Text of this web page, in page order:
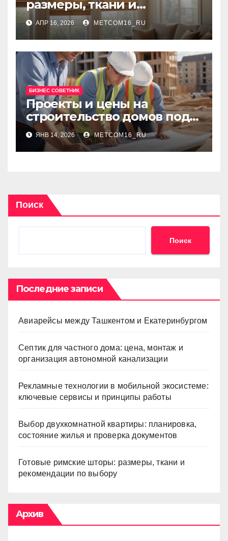
размеры, ткани и
рекомендации по выбору
АПР 16, 2026 METCOM16_RU
БИЗНЕС СОВЕТНИК
Проекты и цены на
строительство домов под
ключ: сравнение решений
и ориентиры бюджета
ЯНВ 14, 2026 METCOM16_RU
Поиск
Поиск
Последние записи
Авиарейсы между Ташкентом и Екатеринбургом
Септик для частного дома: цена, монтаж и
организация автономной канализации
Рекламные технологии в мобильной экосистеме:
ключевые сервисы и принципы работы
Выбор двухкомнатной квартиры: планировка,
состояние жилья и проверка документов
Готовые римские шторы: размеры, ткани и
рекомендации по выбору
Архив